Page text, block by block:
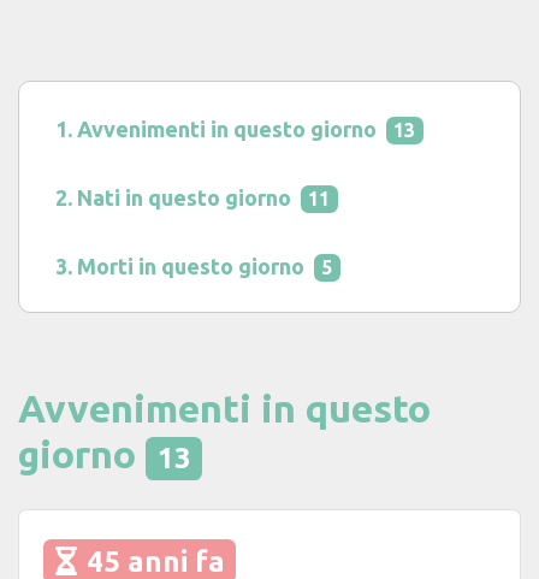
Avvenimenti in questo giorno 13
Nati in questo giorno 11
Morti in questo giorno 5
Avvenimenti in questo
giorno
13
45 anni fa